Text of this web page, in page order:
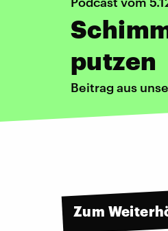
putzen
Beitrag aus
Zum